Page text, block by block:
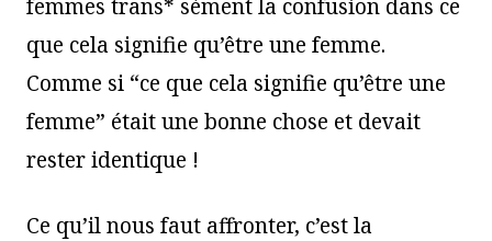
femmes trans* sèment la confusion dans ce
que cela signifie qu’être une femme.
Comme si “ce que cela signifie qu’être une
femme” était une bonne chose et devait
rester identique !
Ce qu’il nous faut affronter, c’est la